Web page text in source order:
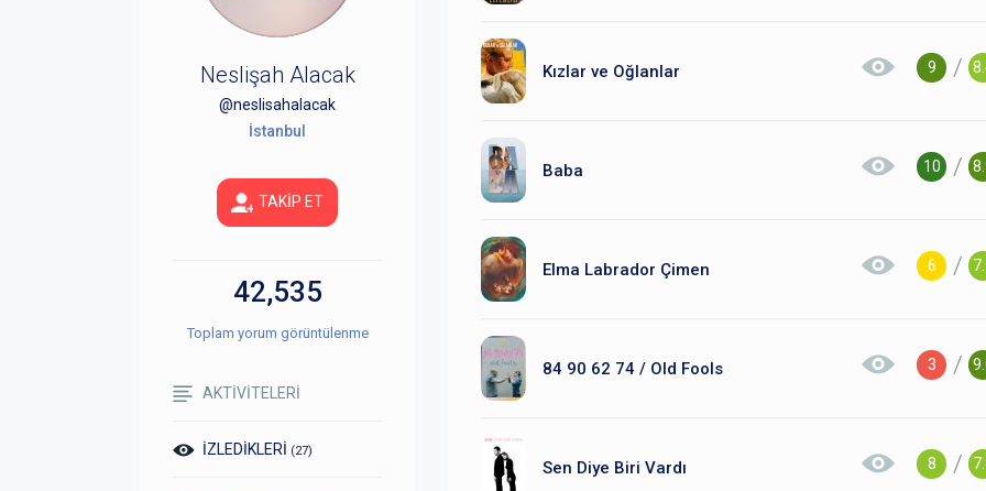
Neslişah Alacak
@neslisahalacak
İstanbul
TAKİP ET
42,535
Toplam yorum görüntülenme
AKTİVİTELERİ
İZLEDİKLERİ (27)
/
9
Kızlar ve Oğlanlar
/
10
Baba
/
6
Elma Labrador Çimen
/
3
84 90 62 74 / Old Fools
/
8
Sen Diye Biri Vardı